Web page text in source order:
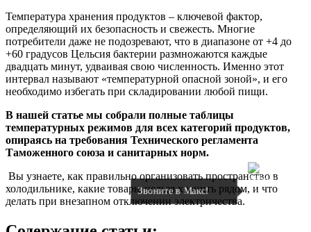
Температура хранения продуктов – ключевой фактор,
определяющий их безопасность и свежесть. Многие
потребители даже не подозревают, что в диапазоне от +4 до
+60 градусов Цельсия бактерии размножаются каждые
двадцать минут, удваивая свою численность. Именно этот
интервал называют «температурной опасной зоной», и его
необходимо избегать при складировании любой пищи.
В нашей статье мы собрали полные таблицы
температурных режимов для всех категорий продуктов,
опираясь на требования Технического регламента
Таможенного союза и санитарных норм.
Вы узнаете, как правильно организовать пространство в
холодильнике, какие товары нельзя хранить рядом, и что
делать при внезапном отключении электричества.
Звоните в Макс!